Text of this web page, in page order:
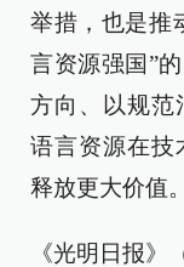
举措，也是推
言资源强国”
方向、以规范
语言资源在技
释放更大价值。
《光明日报》